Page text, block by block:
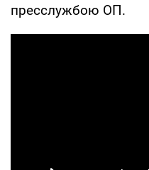
пресслужбою ОП.